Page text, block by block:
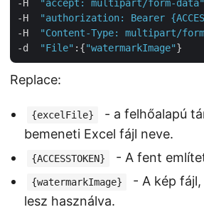
-H
"accept: multipart/form-data"
-H
"authorization: Bearer
-H
"Content-Type: multipart/
-d
"File" :{"watermarkImage"
Replace:
{excelFile}
- a felhőalapú
bemeneti Excel fájl neve.
{ACCESSTOKEN} - A fent
{watermarkImage}
- A kép
lesz használva.